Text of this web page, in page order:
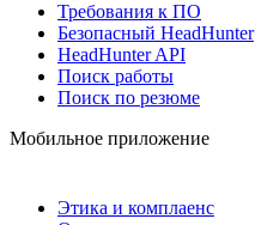
Требования к ПО
Безопасный HeadHunter
HeadHunter API
Поиск работы
Поиск по резюме
Мобильное приложение
Этика и комплаенс